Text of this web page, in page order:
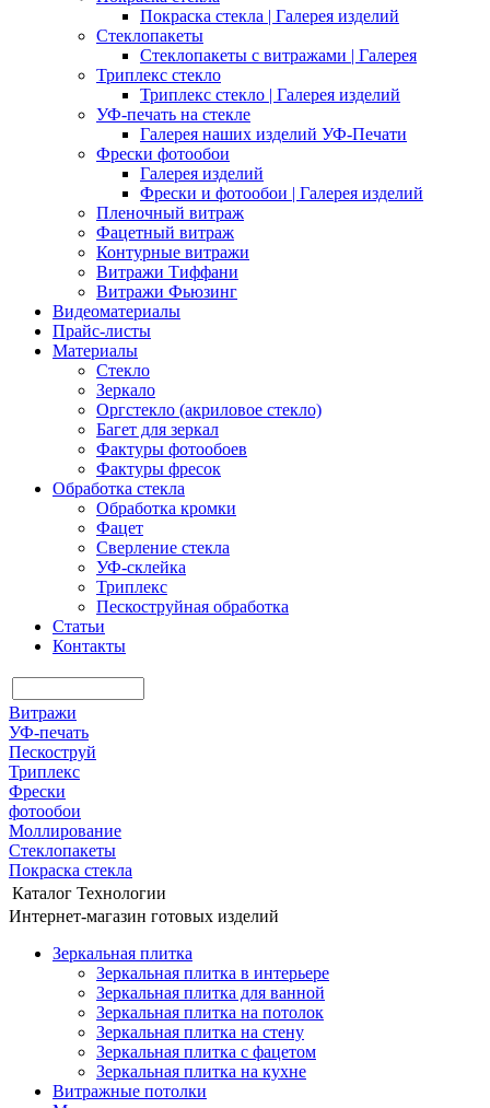
Покраска стекла | Галерея изделий
Стеклопакеты
Стеклопакеты с витражами | Галерея
Триплекс стекло
Триплекс стекло | Галерея изделий
УФ-печать на стекле
Галерея наших изделий УФ-Печати
Фрески фотообои
Галерея изделий
Фрески и фотообои | Галерея изделий
Пленочный витраж
Фацетный витраж
Контурные витражи
Витражи Тиффани
Витражи Фьюзинг
Видеоматериалы
Прайс-листы
Материалы
Стекло
Зеркало
Оргстекло (акриловое стекло)
Багет для зеркал
Фактуры фотообоев
Фактуры фресок
Обработка стекла
Обработка кромки
Фацет
Сверление стекла
УФ-склейка
Триплекс
Пескоструйная обработка
Статьи
Контакты
Витражи
УФ-печать
Пескоструй
Триплекс
Фрески
фотообои
Моллирование
Стеклопакеты
Покраска стекла
Каталог Технологии
Интернет-магазин готовых изделий
Зеркальная плитка
Зеркальная плитка в интерьере
Зеркальная плитка для ванной
Зеркальная плитка на потолок
Зеркальная плитка на стену
Зеркальная плитка с фацетом
Зеркальная плитка на кухне
Витражные потолки